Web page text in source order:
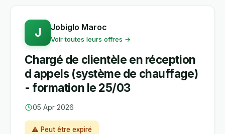
J Jobiglo Maroc
Voir toutes leurs offres →
Chargé de clientèle en réception
d appels (système de chauffage)
- formation le 25/03
05 Apr 2026
⚠ Peut être expiré